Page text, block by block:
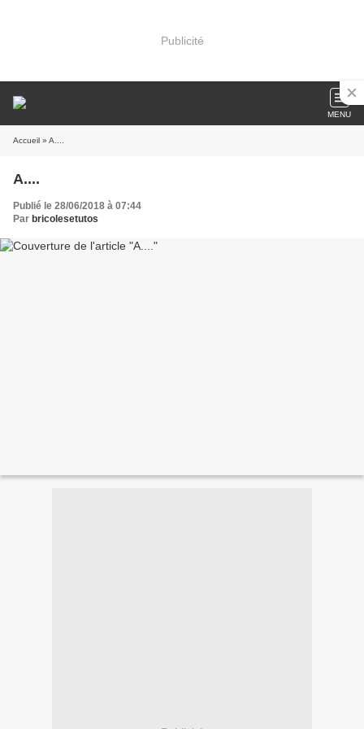
Publicité
MENU
Accueil » A....
A....
Publié le 28/06/2018 à 07:44
Par bricolesetutos